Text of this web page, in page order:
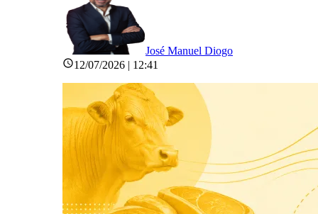
José Manuel Diogo
12/07/2026 | 12:41